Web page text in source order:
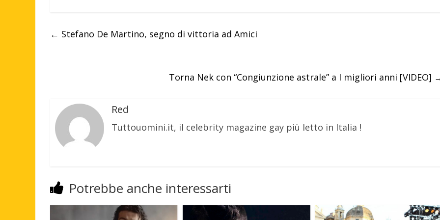
← Stefano De Martino, segno di vittoria ad Amici
Torna Nek con “Congiunzione astrale” a I migliori anni [VIDEO]
Red
Tuttouomini.it, il celebrity magazine gay più letto in Italia !
Potrebbe anche interessarti